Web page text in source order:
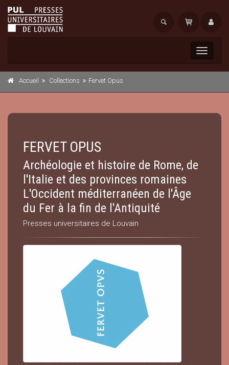
Toggle
Accueil Collections Fervet Opus
FERVET OPUS
Archéologie et histoire de Rome, de
l'Italie et des provinces romaines
L'Occident méditerranéen de l'Âge
du Fer à la fin de l'Antiquité
Presses universitaires de Louvain